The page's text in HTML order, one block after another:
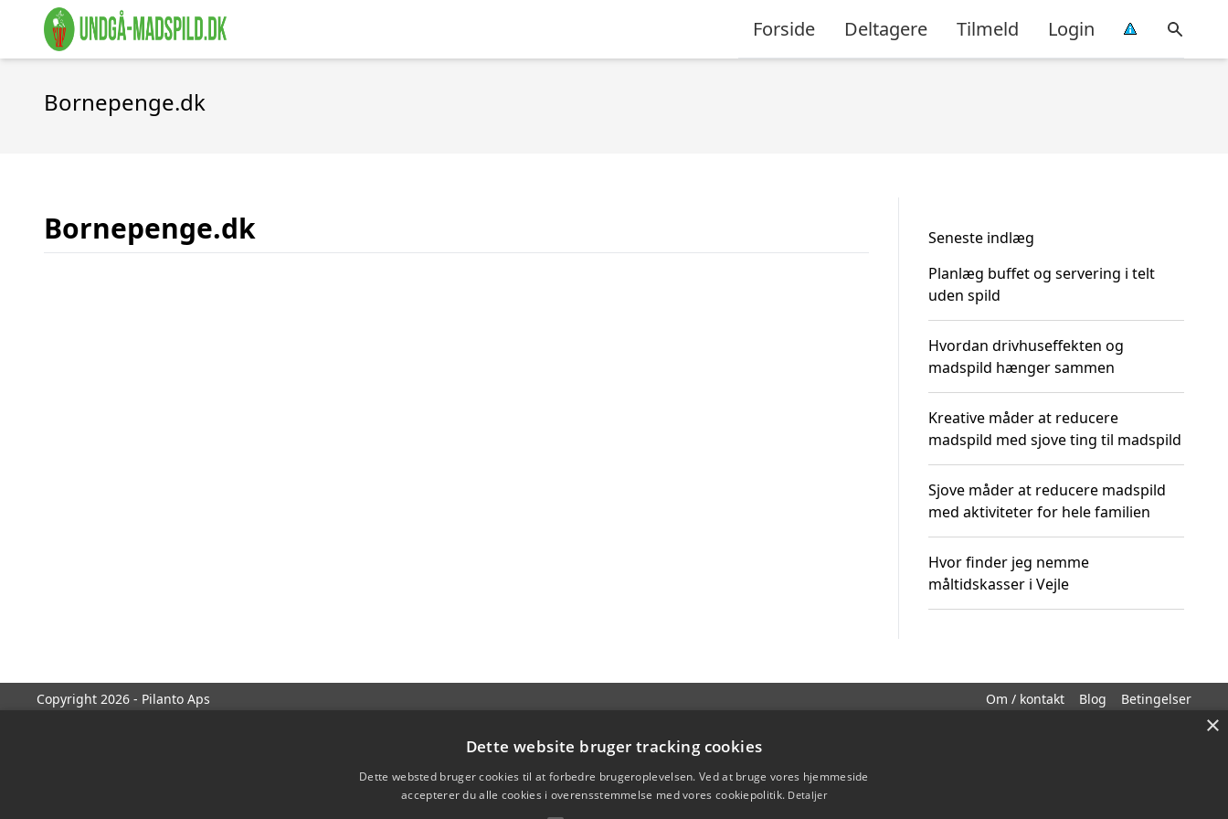
Forside Deltagere Tilmeld Login
Bornepenge.dk
Bornepenge.dk
Seneste indlæg
Planlæg buffet og servering i telt
uden spild
Hvordan drivhuseffekten og
madspild hænger sammen
Kreative måder at reducere
madspild med sjove ting til madspild
Sjove måder at reducere madspild
med aktiviteter for hele familien
Hvor finder jeg nemme
måltidskasser i Vejle
Copyright 2026 - Pilanto Aps Om / kontakt Blog Betingelser
×
Dette website bruger tracking cookies
Dette websted bruger cookies til at forbedre brugeroplevelsen. Ved at bruge vores hjemmeside
accepterer du alle cookies i overensstemmelse med vores cookiepolitik. Detaljer